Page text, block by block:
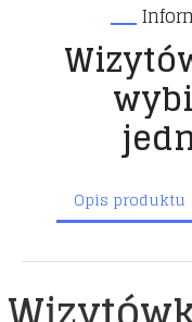
Opis produktu